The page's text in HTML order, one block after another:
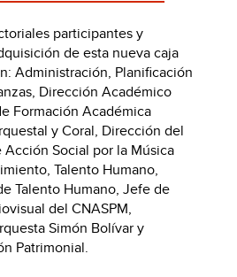
participantes y
de esta nueva caja
Administración, Planificación
Dirección Académico
Formación Académica
y Coral, Dirección del
Social por la Música
Talento Humano,
Talento Humano, Jefe de
del CNASPM,
Simón Bolívar y
Patrimonial.